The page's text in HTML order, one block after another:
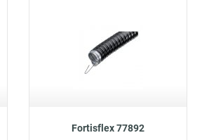
Fortisflex 77892